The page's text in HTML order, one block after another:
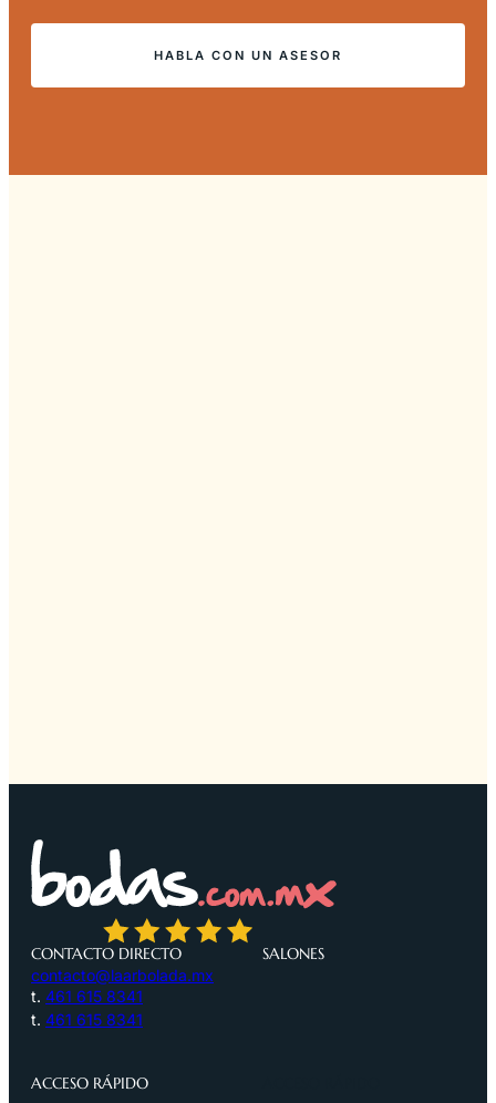
HABLA CON UN ASESOR
CONTACTO DIRECTO
contacto@laarbolada.mx
t. 461 615 8341
t. 461 615 8341
SALONES
ACCESO RÁPIDO